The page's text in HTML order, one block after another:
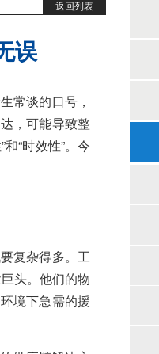
返回列表
误
常谈的口号，
，可能导致整
“时效性”。今
复杂得多。工
头。他们的物
境下急需的援